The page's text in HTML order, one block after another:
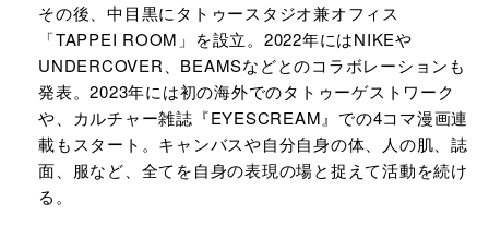
その後、中目黒にタトゥースタジオ兼オフィス
「TAPPEI ROOM」を設立。2022年にはNIKEや
UNDERCOVER、BEAMSなどとのコラボレーションも
発表。2023年には初の海外でのタトゥーゲストワーク
や、カルチャー雑誌『EYESCREAM』での4コマ漫画連
載もスタート。キャンバスや自分自身の体、人の肌、誌
面、服など、全てを自身の表現の場と捉えて活動を続け
る。